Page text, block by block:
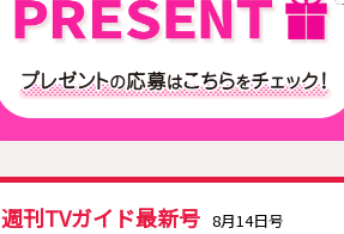
週刊TVガイド最新号 8月14日号